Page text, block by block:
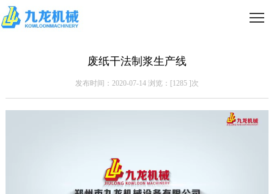
废纸干法制浆生产线
发布时间：2020-07-14 浏览：[1285 ]次